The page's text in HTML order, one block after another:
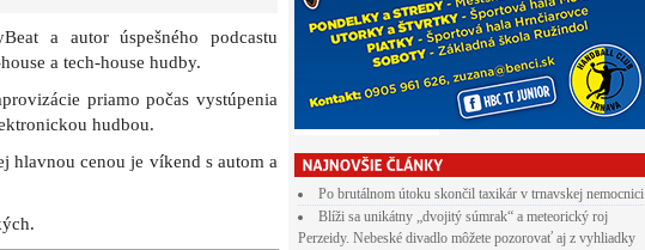
a autor úspešného podcastu
a tech-house hudby.
priamo počas vystúpenia
hudbou.
hlavnou cenou je víkend s autom a
Po brutálnom útoku skončil taxikár v trnavskej nemocnici
Blíži sa unikátny „dvojitý súmrak“ a meteorický roj
Perzeidy. Nebeské divadlo môžete pozorovať aj z vyhliadky